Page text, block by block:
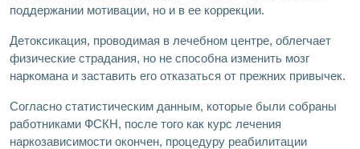
поддержании мотивации, но и в ее коррекции.
Детоксикация, проводимая в лечебном центре, облегчает
физические страдания, но не способна изменить мозг
наркомана и заставить его отказаться от прежних привычек.
Согласно статистическим данным, которые были собраны
работниками ФСКН, после того как курс лечения
наркозависимости окончен, процедуру реабилитации